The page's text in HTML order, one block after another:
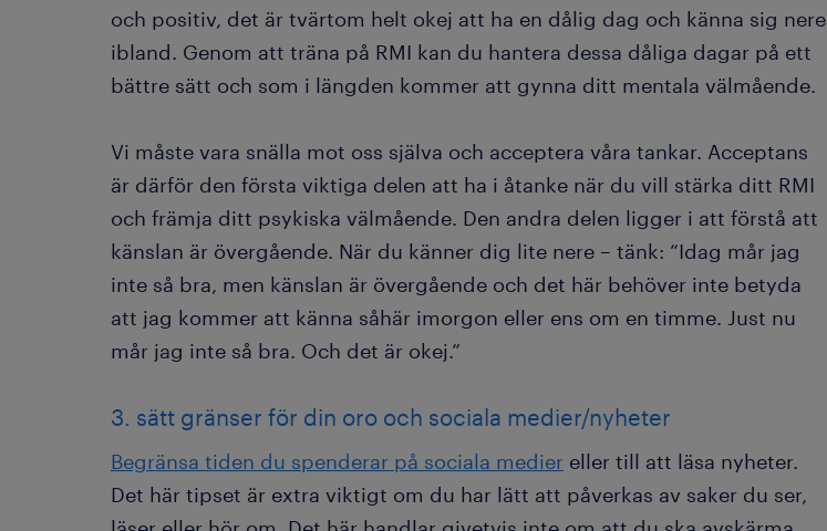
och positiv, det är tvärtom helt okej att ha en dålig dag och känna sig nere
ibland. Genom att träna på RMI kan du hantera dessa dåliga dagar på ett
bättre sätt och som i längden kommer att gynna ditt mentala välmående.
Vi måste vara snälla mot oss själva och acceptera våra tankar. Acceptans
är därför den första viktiga delen att ha i åtanke när du vill stärka ditt RMI
och främja ditt psykiska välmående. Den andra delen ligger i att förstå att
känslan är övergående. När du känner dig lite nere – tänk: “Idag mår jag
inte så bra, men känslan är övergående och det här behöver inte betyda
att jag kommer att känna såhär imorgon eller ens om en timme. Just nu
mår jag inte så bra. Och det är okej.”
3. sätt gränser för din oro och sociala medier/nyheter
Begränsa tiden du spenderar på sociala medier eller till att läsa nyheter.
Det här tipset är extra viktigt om du har lätt att påverkas av saker du ser,